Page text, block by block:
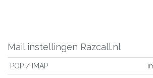
Mail instellingen Razcall.nl
POP / IMAP